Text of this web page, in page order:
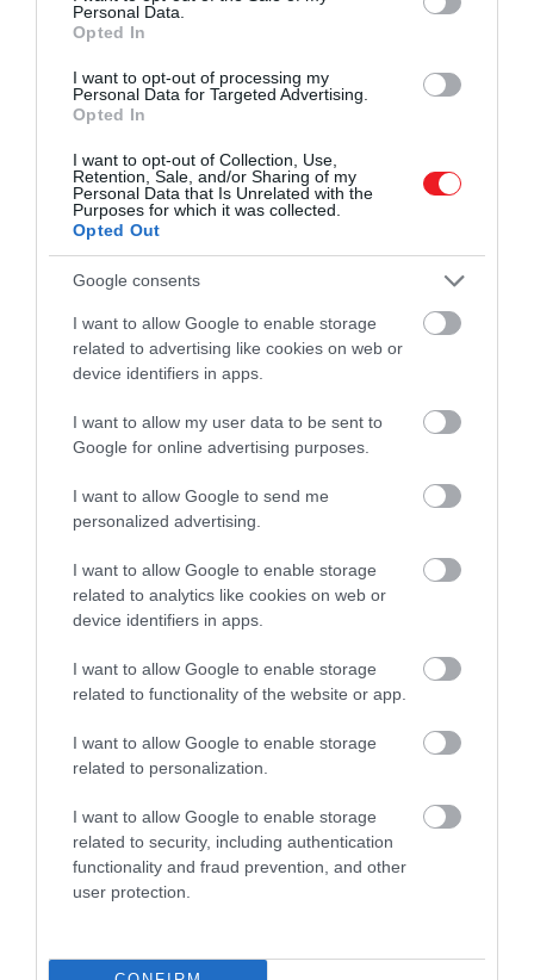
Personal Data.
Opted In
I want to opt-out of processing my
Personal Data for Targeted Advertising.
Opted In
I want to opt-out of Collection, Use,
Retention, Sale, and/or Sharing of my
Personal Data that Is Unrelated with the
Purposes for which it was collected.
Opted Out
Google consents
I want to allow Google to enable storage
related to advertising like cookies on web or
device identifiers in apps.
I want to allow my user data to be sent to
Google for online advertising purposes.
I want to allow Google to send me
personalized advertising.
I want to allow Google to enable storage
related to analytics like cookies on web or
device identifiers in apps.
I want to allow Google to enable storage
related to functionality of the website or app.
I want to allow Google to enable storage
related to personalization.
I want to allow Google to enable storage
related to security, including authentication
functionality and fraud prevention, and other
user protection.
munkahelyi kultúra és a magas családi elvárások.
mintázatok más országokban is megjelentek. Egy
nemzetközi kutatás során pszichiátereket
Indiában, Dél-Koreában és Európában, és
mindenhol találtak a hikikomorihozhasonló
eseteket. Egy 2025-ös elemzés pedig arra jutott,
hogy a jelenség Kelet-Ázsián túla nyugati világban
is jelen van , különösen a
környezetben.
Figyelmedbe ajánljuk!
Ezért élnek megdöbbentően kevesen
ebben a japán régióban
A COVID–19 járvány tovább erősíthette ezt a
hogyan változott több ezer tinédzser társas
viselkedése a lezárások előtt és után
megőrizték aktív kapcsolataikat, egyre többen
váltak úgynevezett „magányos farkasokká”.
Különösen figyelemre méltó, hogy megduplázódott
azok száma, akik egyáltalán nem találkoznak
barátokkal – ez a minta pedig erősen emlékeztet a
hikikomori életformára.
A jelenség kezelésére egyelőre nincs egyszerű
megoldás. Atávmunka, az otthonról elérhető
szórakozás és a mindennapi élet költségeinek
növekedése mind olyan tényezők, amelyek
hogy a hikikomorihoz hasonló életformák nem